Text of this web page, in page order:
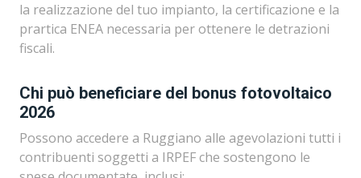
la realizzazione del tuo impianto, la certificazione e la
prartica ENEA necessaria per ottenere le detrazioni
fiscali.
Chi può beneficiare del bonus fotovoltaico
2026
Possono accedere a Ruggiano alle agevolazioni tutti i
contribuenti soggetti a IRPEF che sostengono le